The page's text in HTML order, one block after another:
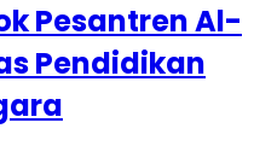
Pesantren Al-
Pendidikan